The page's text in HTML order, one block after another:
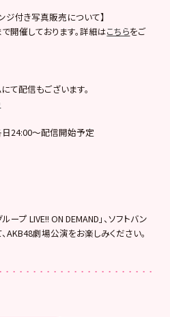
ジ付き写真販売について】
開催しております。詳細はこちらをご
て配信もございます。
24:00～配信開始予定
ープ LIVE!! ON DEMAND」、ソフトバン
AKB48劇場公演をお楽しみください。